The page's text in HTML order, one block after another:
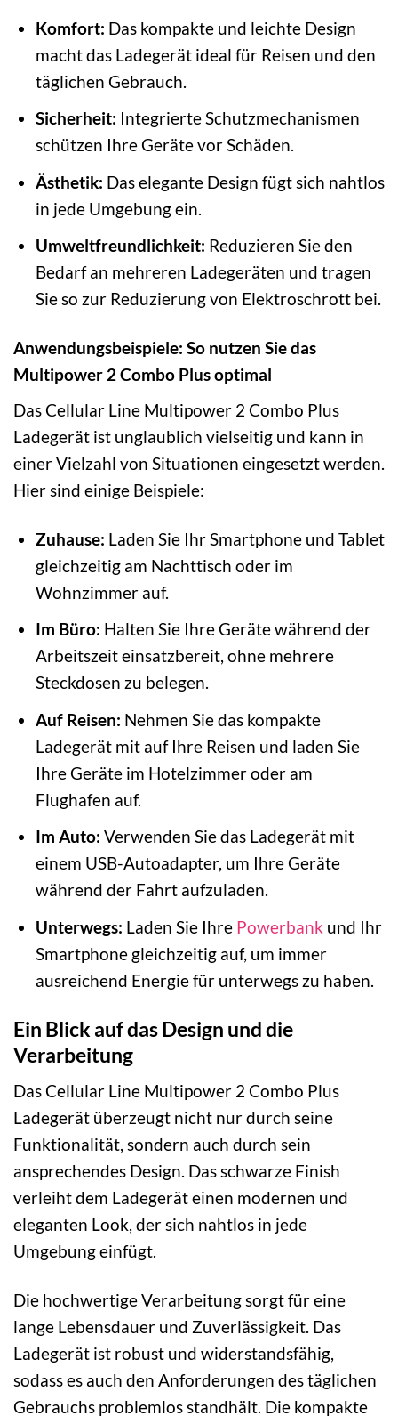
Komfort: Das kompakte und leichte Design
macht das Ladegerät ideal für Reisen und den
täglichen Gebrauch.
Sicherheit: Integrierte Schutzmechanismen
schützen Ihre Geräte vor Schäden.
Ästhetik: Das elegante Design fügt sich nahtlos
in jede Umgebung ein.
Umweltfreundlichkeit: Reduzieren Sie den
Bedarf an mehreren Ladegeräten und tragen
Sie so zur Reduzierung von Elektroschrott bei.
Anwendungsbeispiele: So nutzen Sie das
Multipower 2 Combo Plus optimal
Das Cellular Line Multipower 2 Combo Plus
Ladegerät ist unglaublich vielseitig und kann in
einer Vielzahl von Situationen eingesetzt werden.
Hier sind einige Beispiele:
Zuhause: Laden Sie Ihr Smartphone und Tablet
gleichzeitig am Nachttisch oder im
Wohnzimmer auf.
Im Büro: Halten Sie Ihre Geräte während der
Arbeitszeit einsatzbereit, ohne mehrere
Steckdosen zu belegen.
Auf Reisen: Nehmen Sie das kompakte
Ladegerät mit auf Ihre Reisen und laden Sie
Ihre Geräte im Hotelzimmer oder am
Flughafen auf.
Im Auto: Verwenden Sie das Ladegerät mit
einem USB-Autoadapter, um Ihre Geräte
während der Fahrt aufzuladen.
Unterwegs: Laden Sie Ihre Powerbank und Ihr
Smartphone gleichzeitig auf, um immer
ausreichend Energie für unterwegs zu haben.
Ein Blick auf das Design und die
Verarbeitung
Das Cellular Line Multipower 2 Combo Plus
Ladegerät überzeugt nicht nur durch seine
Funktionalität, sondern auch durch sein
ansprechendes Design. Das schwarze Finish
verleiht dem Ladegerät einen modernen und
eleganten Look, der sich nahtlos in jede
Umgebung einfügt.
Die hochwertige Verarbeitung sorgt für eine
lange Lebensdauer und Zuverlässigkeit. Das
Ladegerät ist robust und widerstandsfähig,
sodass es auch den Anforderungen des täglichen
Gebrauchs problemlos standhält. Die kompakte